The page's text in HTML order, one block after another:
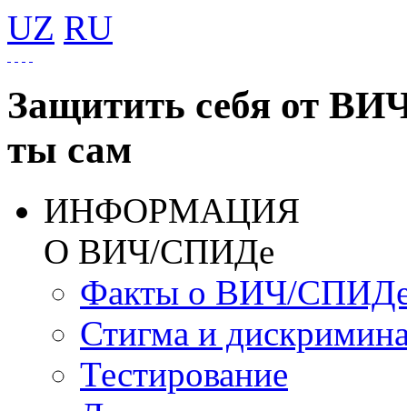
UZ RU
Защитить себя от
ты сам
ИНФОРМАЦИЯ
О ВИЧ/СПИДе
Факты о ВИЧ/
Стигма и
Тестирование